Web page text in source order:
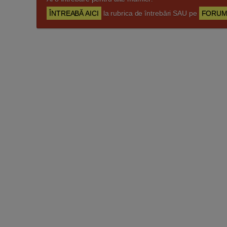
ÎNTREABĂ AICI
la rubrica de întrebări SAU pe